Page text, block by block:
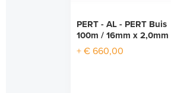
PERT - AL - PERT Buis
100m / 16mm x 2,0mm
+ € 660,00